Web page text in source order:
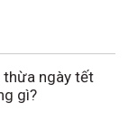
thừa ngày tết
gì?